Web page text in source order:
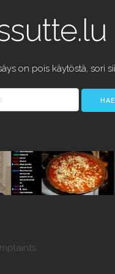
on pois käytöstä, sori